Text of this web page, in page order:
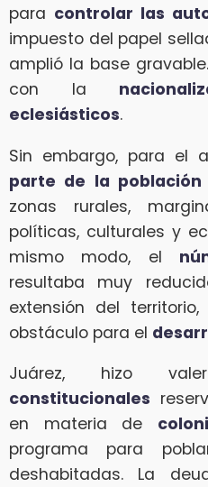
para controlar las
impuesto del papel
amplió la base
con la
eclesiásticos.
Sin embargo, para el
parte de la población
zonas rurales,
políticas, culturales y
mismo modo, el
resultaba muy
extensión del
obstáculo para el
Juárez, hizo
constitucionales
en materia de
programa para
deshabitadas. La